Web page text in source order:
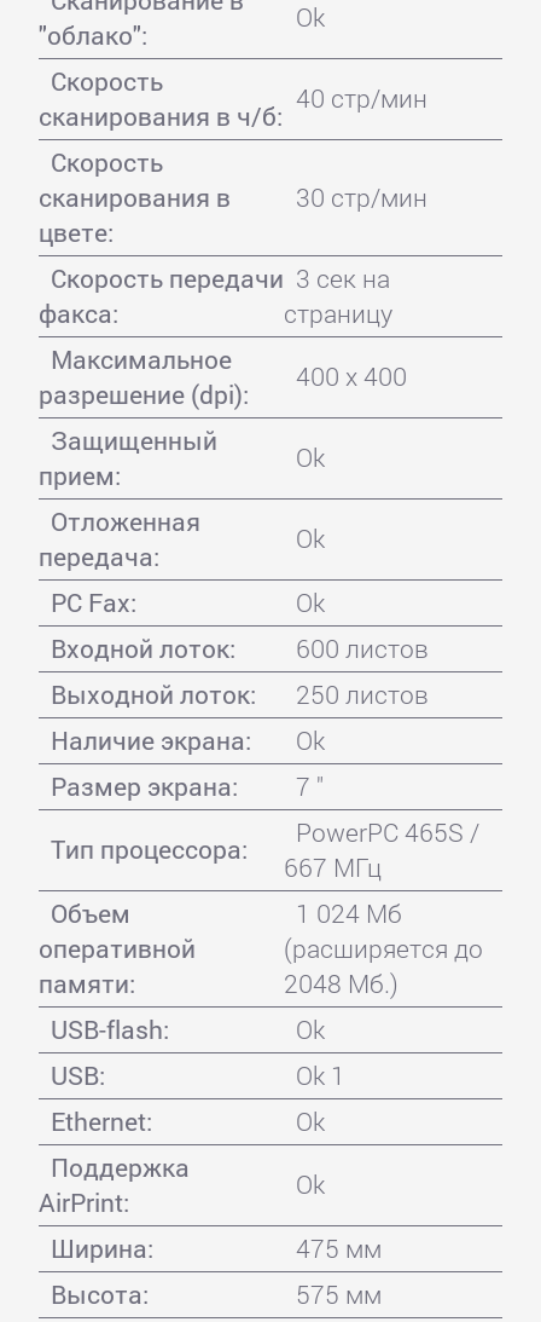
"облако":
Ok
Скорость
сканирования в ч/б:
40 стр/мин
Скорость
сканирования в
цвете:
30 стр/мин
Скорость передачи
факса:
3 сек на
страницу
Максимальное
разрешение (dpi):
400 x 400
Защищенный
прием:
Ok
Отложенная
передача:
Ok
PC Fax:
Ok
Входной лоток:
600 листов
Выходной лоток:
250 листов
Наличие экрана:
Ok
Размер экрана:
7 "
Тип процессора:
PowerPC 465S /
667 МГц
Объем
оперативной
памяти:
1 024 Мб
(расширяется до
2048 Мб.)
USB-flash:
Ok
USB:
Ok 1
Ethernet:
Ok
Поддержка
AirPrint:
Ok
Ширина:
475 мм
Высота:
575 мм